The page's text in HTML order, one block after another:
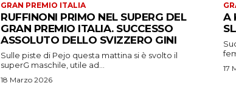
GRAN PREMIO ITALIA
RUFFINONI PRIMO NEL SUPERG DEL
GRAN PREMIO ITALIA. SUCCESSO
ASSOLUTO DELLO SVIZZERO GINI
Sulle piste di Pejo questa mattina si è svolto il
superG maschile, utile ad...
18 Marzo 2026
A
17